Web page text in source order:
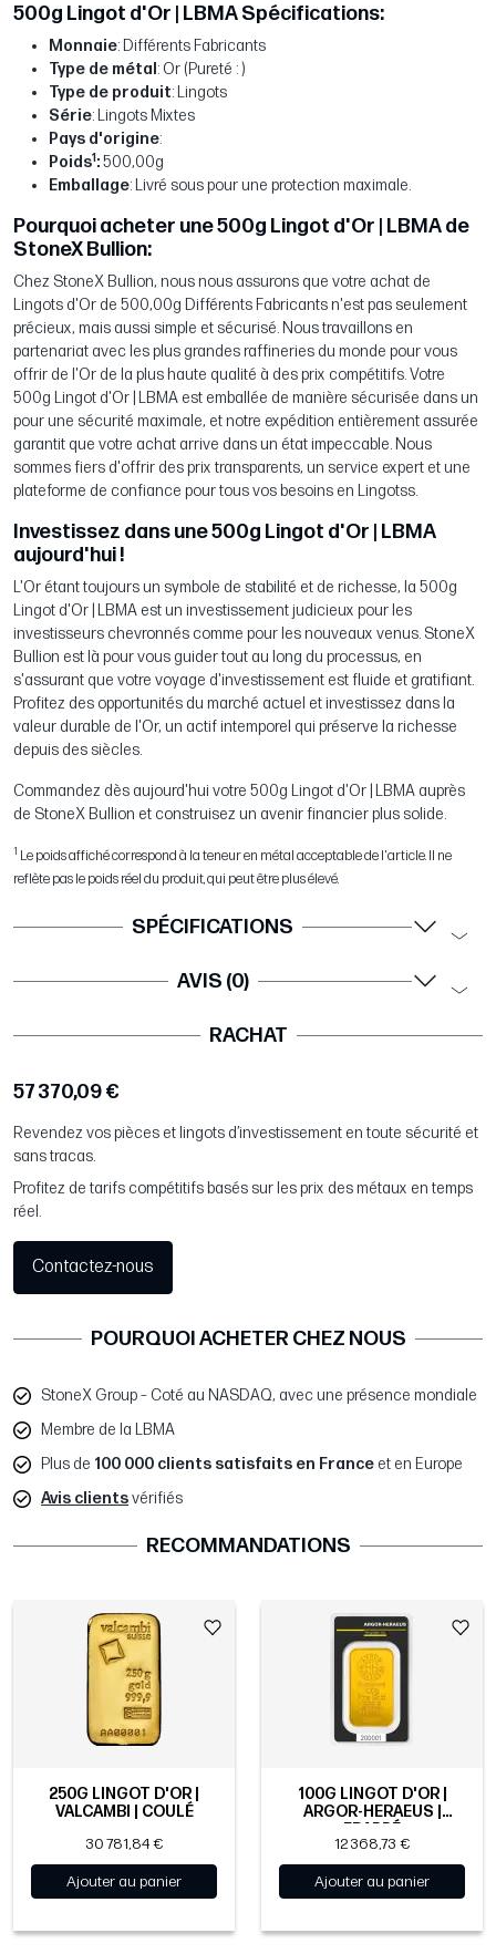
500g Lingot d'Or | LBMA Spécifications:
Monnaie: Différents Fabricants
Type de métal : Or (Pureté : )
Type de produit: Lingots
Série: Lingots Mixtes
Pays d'origine:
Poids1:500,00g
Emballage: Livré sous pour une protection maximale.
Pourquoi acheter une 500g Lingot d'Or | LBMA de
StoneX Bullion:
Chez StoneX Bullion, nous nous assurons que votre achat de
Lingots d'Or de 500,00g Différents Fabricants n'est pas seulement
précieux, mais aussi simple et sécurisé. Nous travaillons en
partenariat avec les plus grandes raffineries du monde pour vous
offrir de l'Or de la plus haute qualité à des prix compétitifs. Votre
500g Lingot d'Or | LBMA est emballée de manière sécurisée dans un
pour une sécurité maximale, et notre expédition entièrement assurée
garantit que votre achat arrive dans un état impeccable. Nous
sommes fiers d'offrir des prix transparents, un service expert et une
plateforme de confiance pour tous vos besoins en Lingotss.
Investissez dans une 500g Lingot d'Or | LBMA
aujourd'hui !
L'Or étant toujours un symbole de stabilité et de richesse, la 500g
Lingot d'Or | LBMA est un investissement judicieux pour les
investisseurs chevronnés comme pour les nouveaux venus. StoneX
Bullion est là pour vous guider tout au long du processus, en
s'assurant que votre voyage d'investissement est fluide et gratifiant.
Profitez des opportunités du marché actuel et investissez dans la
valeur durable de l'Or, un actif intemporel qui préserve la richesse
depuis des siècles.
Commandez dès aujourd'hui votre 500g Lingot d'Or | LBMA auprès
de StoneX Bullion et construisez un avenir financier plus solide.
1 Le poids affiché correspond à la teneur en métal acceptable de l'article. Il ne
reflète pas le poids réel du produit, qui peut être plus élevé.
SPÉCIFICATIONS
AVIS (0)
RACHAT
57 370,09 €
Revendez vos pièces et lingots d’investissement en toute sécurité et
sans tracas.
Profitez de tarifs compétitifs basés sur les prix des métaux en temps
réel.
Contactez-nous
POURQUOI ACHETER CHEZ NOUS
StoneX Group – Coté au NASDAQ, avec une présence mondiale
Membre de la LBMA
Plus de 100 000 clients satisfaits en France et en Europe
Avis clientsvérifiés
RECOMMANDATIONS
250G LINGOT D'OR |
VALCAMBI | COULÉ
30 781,84 €
Ajouter au panier
100G LINGOT D'OR |
ARGOR-HERAEUS |
FRAPPÉ
12 368,73 €
Ajouter au panier